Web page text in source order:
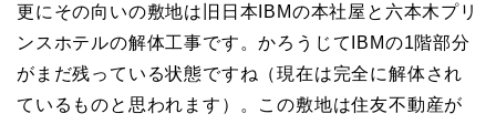
更にその向いの敷地は旧日本IBMの本社屋と六本木プリ
ンスホテルの解体工事です。かろうじてIBMの1階部分
がまだ残っている状態ですね（現在は完全に解体され
ているものと思われます）。この敷地は住友不動産が